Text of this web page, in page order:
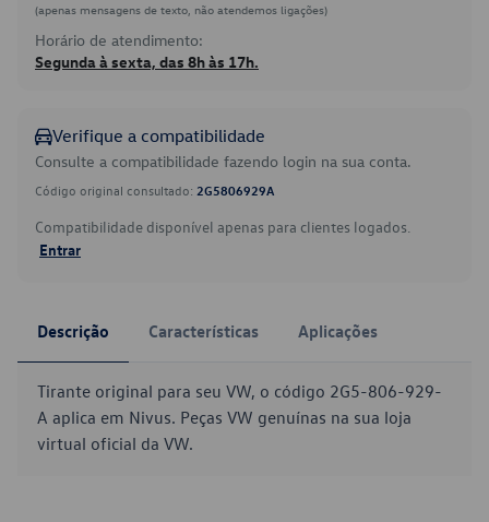
(apenas mensagens de texto, não atendemos ligações)
Horário de atendimento:
Segunda à sexta, das 8h às 17h.
Verifique a compatibilidade
Consulte a compatibilidade fazendo login na sua conta.
Código original consultado: 2G5806929A
Compatibilidade disponível apenas para clientes logados.
Entrar
Descrição Características Aplicações
Tirante original para seu VW, o código 2G5-806-929-
A aplica em Nivus. Peças VW genuínas na sua loja
virtual oficial da VW.